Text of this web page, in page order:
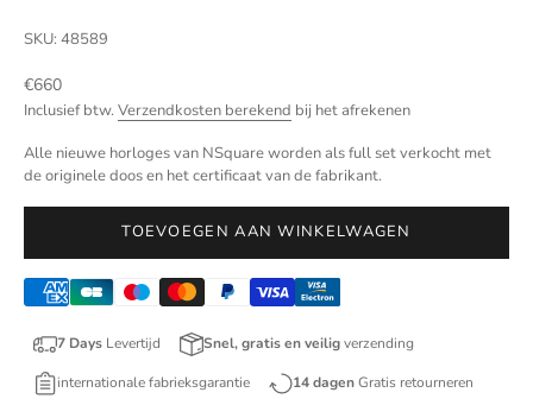
SKU: 48589
Aanbiedingsprijs
€660
Inclusief btw. Verzendkosten berekend bij het afrekenen
Alle nieuwe horloges van NSquare worden als full set verkocht met
de originele doos en het certificaat van de fabrikant.
TOEVOEGEN AAN WINKELWAGEN
7 Days Levertijd Snel, gratis en veiligverzending
internationale fabrieksgarantie 14 dagenGratis retourneren